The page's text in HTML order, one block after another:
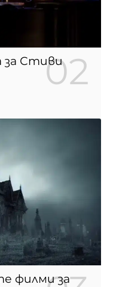
за Стиви
филми за